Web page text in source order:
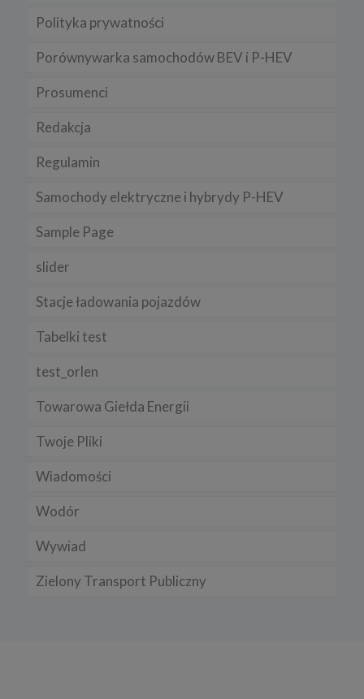
Polityka prywatności
Porównywarka samochodów BEV i P-HEV
Prosumenci
Redakcja
Regulamin
Samochody elektryczne i hybrydy P-HEV
Sample Page
slider
Stacje ładowania pojazdów
Tabelki test
test_orlen
Towarowa Giełda Energii
Twoje Pliki
Wiadomości
Wodór
Wywiad
Zielony Transport Publiczny